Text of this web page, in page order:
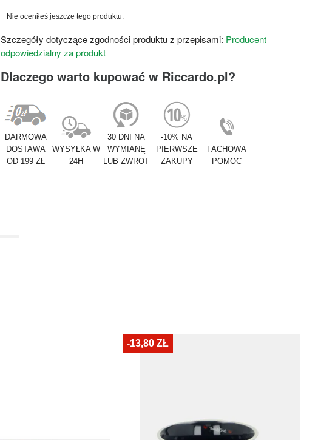
Nie oceniłeś jeszcze tego produktu.
Szczegóły dotyczące zgodności produktu z przepisami: Producent
odpowiedzialny za produkt
Dlaczego warto kupować w Riccardo.pl?
DARMOWA
DOSTAWA
OD 199 ZŁ
WYSYŁKA W
24H
30 DNI NA
WYMIANĘ
LUB ZWROT
-10% NA
PIERWSZE
ZAKUPY
FACHOWA
POMOC
-13,80 ZŁ